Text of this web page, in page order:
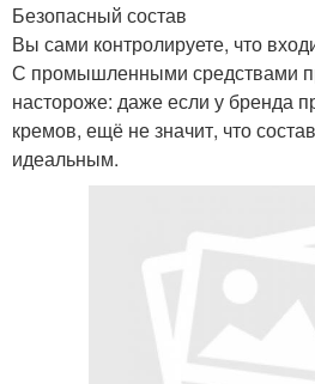
Безопасный состав
Вы сами контролируете, что
С промышленными средствами
настороже: даже если у бренда
кремов, ещё не значит, что
идеальным.